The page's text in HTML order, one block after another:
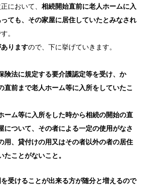
において、 相続開始直前に老人ホームに入
ても、その家屋に居住していたとみなされ
。
りますので、下に挙げていきます。
険法に規定する要介護認定等を受け、か
直前まで老人ホーム等に入所をしていたこ
ーム等に入所をした時から相続の開始の直
について、その者による一定の使用がなさ
用、貸付けの用又はその者以外の者の居住
たことがないこと。
受けることが出来る方が随分と増えるので